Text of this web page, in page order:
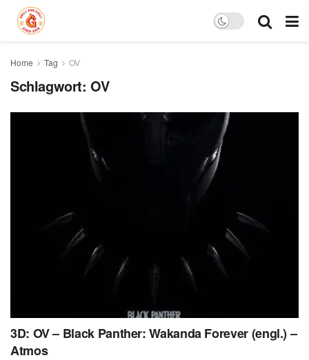
Home Tag OV
Schlagwort:OV
3D: OV – Black Panther: Wakanda Forever (engl.) –
Atmos